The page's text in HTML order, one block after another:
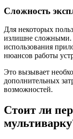
Сложность
Для некоторых
излишне сложными.
использования
нюансов работы
Это вызывает
дополнительных
возможностей.
Стоит ли